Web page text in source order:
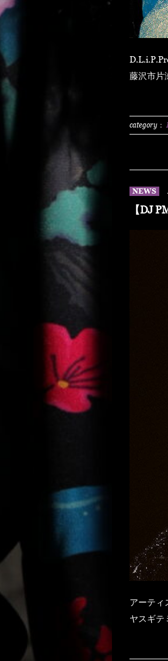
D.L.i.P.Presents... BLAQ LIST 26/8/8 sat at
藤沢市片瀬
category：
NEWS
【DJ
アーティスト名：SKRYU タイ
ヤスギテミエナイ (feat.